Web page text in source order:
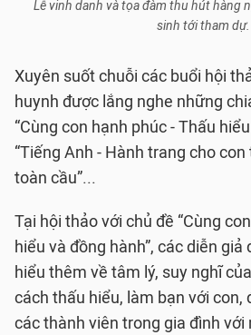
Lễ vinh danh và tọa đàm thu hút hàng
sinh tới tham dự.
Xuyên suốt chuỗi các buổi hội
huynh được lắng nghe những
“Cùng con hạnh phúc - Thấu
“Tiếng Anh - Hành trang cho
toàn cầu”...
Tại hội thảo với chủ đề “Cùng
hiểu và đồng hành”, các diễn giả
hiểu thêm về tâm lý, suy nghĩ
cách thấu hiểu, làm bạn với con,
các thành viên trong gia đình với